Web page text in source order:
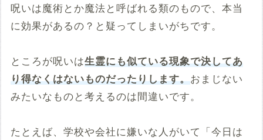
呪いは魔術とか魔法と呼ばれる類のもので、本当
に効果があるの？と疑ってしまいがちです。
ところが呪いは生霊にも似ている現象で決してあ
り得なくはないものだったりします。おまじない
みたいなものと考えるのは間違いです。
たとえば、学校や会社に嫌いな人がいて「今日は